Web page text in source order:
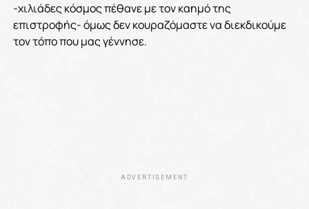
-χιλιάδες κόσμος πέθανε με τον καημό της
επιστροφής- όμως δεν κουραζόμαστε να διεκδικούμε
τον τόπο που μας γέννησε.
ADVERTISEMENT